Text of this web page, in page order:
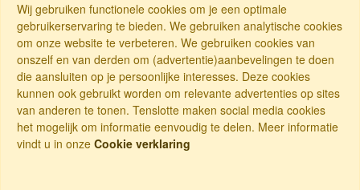
Wij gebruiken functionele cookies om je een optimale
gebruikerservaring te bieden. We gebruiken analytische cookies
om onze website te verbeteren. We gebruiken cookies van
onszelf en van derden om (advertentie)aanbevelingen te doen
die aansluiten op je persoonlijke interesses. Deze cookies
kunnen ook gebruikt worden om relevante advertenties op sites
van anderen te tonen. Tenslotte maken social media cookies
het mogelijk om informatie eenvoudig te delen. Meer informatie
vindt u in onze Cookie verklaring